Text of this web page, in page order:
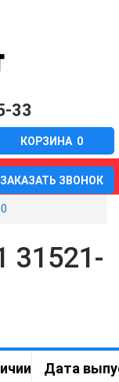
33
ЗАКАЗАТЬ ЗВОНОК
КОРЗИНА 0
31521-
Дата